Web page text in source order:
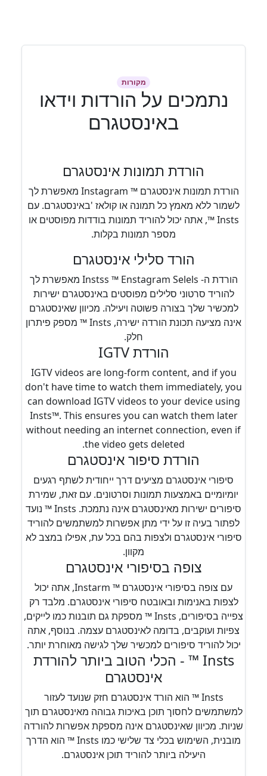
מקורות
נתמכים על הורדות וידאו
באינסטגרם
הורדת תמונות אינסטגרם
הורדת תמונות אינסטגרם ™ Instagram מאפשרת לך
לשמור ללא מאמץ כל תמונה או קולאז 'באינסטגרם. עם
Insts ™, אתה יכול להוריד תמונות בודדות מפוסטים או
מספר תמונות בקלות.
הורד סלילי אינסטגרם
הורדת ה- Instss ™ Enstagram Selels מאפשרת לך
להוריד סרטוני סלילים מפוסטים באינסטגרם ישירות
למכשיר שלך בצורה פשוטה ויעילה. מכיוון שאינסטגרם
אינה מציעה תכונת הורדה ישירה, Insts ™ מספק פיתרון
חלק.
הורדת IGTV
IGTV videos are long-form content, and if you
don't have time to watch them immediately, you
can download IGTV videos to your device using
Insts™. This ensures you can watch them later
without needing an internet connection, even if
the video gets deleted.
הורדת סיפור אינסטגרם
סיפורי אינסטגרם מציעים דרך ייחודית לשתף רגעים
יומיומיים באמצעות תמונות וסרטונים. עם זאת, שמירת
סיפורים ישירות מאינסטגרם אינה נתמכת. Insts ™ נועד
לפתור בעיה זו על ידי מתן אפשרות למשתמשים להוריד
סיפורי אינסטגרם ולצפות בהם בכל עת, אפילו במצב לא
מקוון.
צופה בסיפורי אינסטגרם
עם צופה בסיפורי אינסטגרם ™ Instarm, אתה יכול
לצפות באנימות ובאובטח סיפורי אינסטגרם. מלבד רק
צפייה בסיפורים, Insts ™ מספקת גם תובנות כמו לייקים,
צפיות ועוקבים, בדומה לאינסטגרם עצמה. בנוסף, אתה
יכול להוריד סיפורים למכשיר שלך לגישה מאוחרת יותר.
Insts ™ - הכלי הטוב ביותר להורדת
אינסטגרם
Insts ™ הוא הורד אינסטגרם חזק שנועד לעזור
למשתמשים לחסוך תוכן באיכות גבוהה מאינסטגרם תוך
שניות. מכיוון שאינסטגרם אינה מספקת אפשרות להורדה
מובנית, השימוש בכלי צד שלישי כמו Insts ™ הוא הדרך
היעילה ביותר להוריד תוכן אינסטגרם.